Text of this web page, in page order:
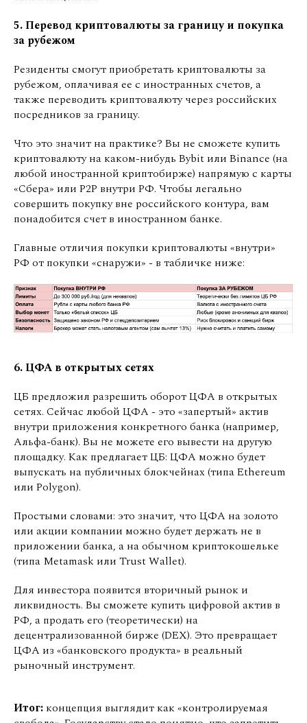
5. Перевод криптовалюты за границу и покупка
за рубежом
Резиденты смогут приобретать криптовалюты за
рубежом, оплачивая ее с иностранных счетов, а
также переводить криптовалюту через российских
посредников за границу.
Что это значит на практике? Вы не сможете купить
криптовалюту на каком-нибудь Bybit или Binance (на
любой иностранной криптобирже) напрямую с карты
«Сбера» или P2P внутри РФ. Чтобы легально
совершить покупку вне российского контура, вам
понадобится счет в иностранном банке.
Главные отличия покупки криптовалюты «внутри»
РФ от покупки «снаружи» - в табличке ниже:
6. ЦФА в открытых сетях
ЦБ предложил разрешить оборот ЦФА в открытых
сетях. Сейчас любой ЦФА - это «запертый» актив
внутри приложения конкретного банка (например,
Альфа-банк). Вы не можете его вывести на другую
площадку. Как предлагает ЦБ: ЦФА можно будет
выпускать на публичных блокчейнах (типа Ethereum
или Polygon).
Простыми словами: это значит, что ЦФА на золото
или акции компании можно будет держать не в
приложении банка, а на обычном криптокошельке
(типа Metamask или Trust Wallet).
Для инвестора появится вторичный рынок и
ликвидность. Вы сможете купить цифровой актив в
РФ, а продать его (теоретически) на
децентрализованной бирже (DEX). Это превращает
ЦФА из «банковского продукта» в реальный
рыночный инструмент.
Итог: концепция выглядит как «контролируемая